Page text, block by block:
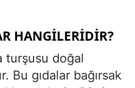
HANGILERIDIR?
turşusu doğal
Bu gıdalar bağırsak